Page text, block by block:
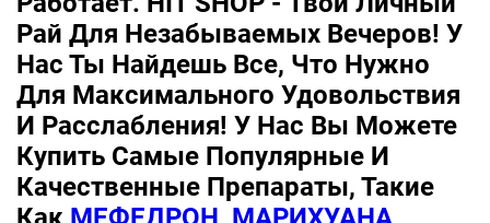
Рай Для Незабываемых Вечеров! У
Нас Ты Найдешь Все, Что Нужно
Для Максимального Удовольствия
И Расслабления! У Нас Вы Можете
Купить Самые Популярные И
Качественные Препараты, Такие